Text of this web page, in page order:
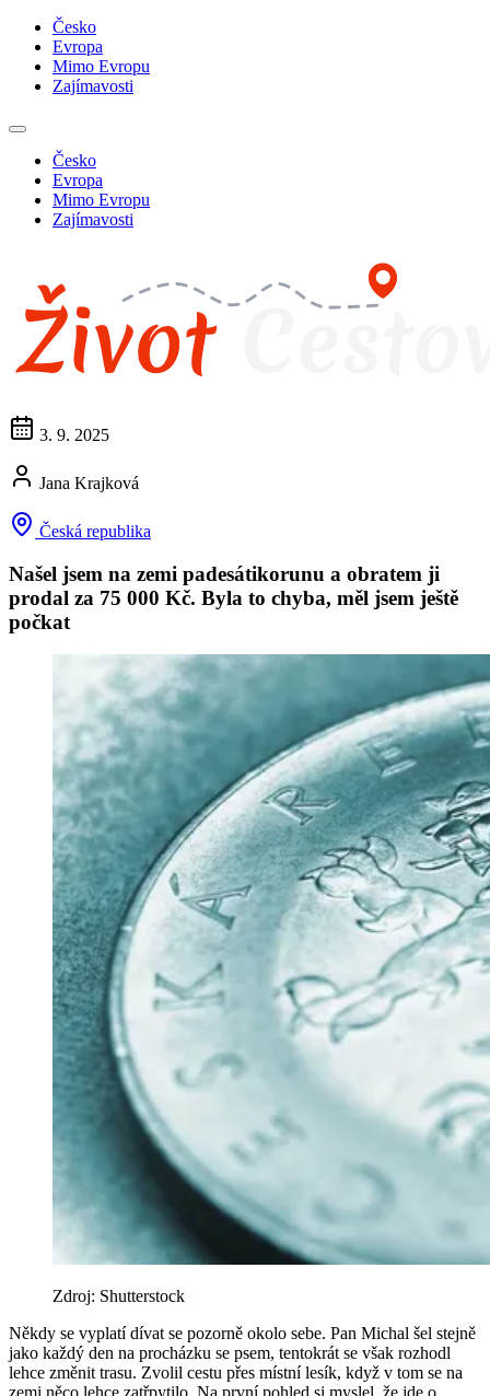
Česko
Evropa
Mimo Evropu
Zajímavosti
Česko
Evropa
Mimo Evropu
Zajímavosti
3. 9. 2025
Jana Krajková
Česká republika
Našel jsem na zemi padesátikorunu a obratem ji
prodal za 75 000 Kč. Byla to chyba, měl jsem ještě
počkat
Zdroj: Shutterstock
Někdy se vyplatí dívat se pozorně okolo sebe. Pan Michal šel stejně
jako každý den na procházku se psem, tentokrát se však rozhodl
lehce změnit trasu. Zvolil cestu přes místní lesík, když v tom se na